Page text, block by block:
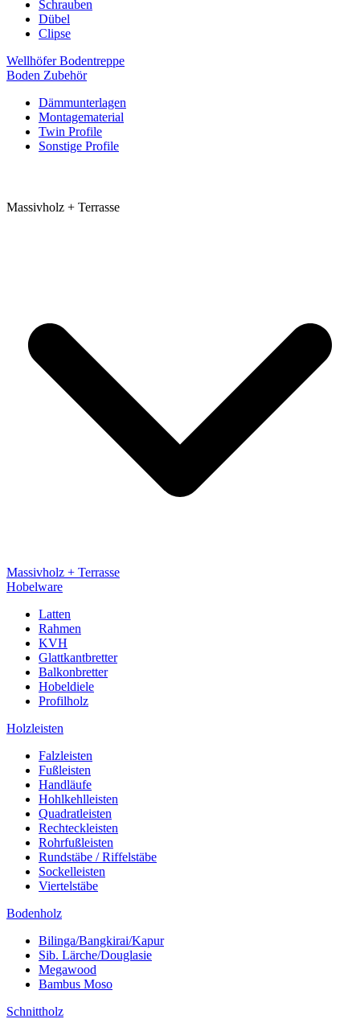
Schrauben
Dübel
Clipse
Wellhöfer Bodentreppe
Boden Zubehör
Dämmunterlagen
Montagematerial
Twin Profile
Sonstige Profile
Massivholz + Terrasse
Massivholz + Terrasse
Hobelware
Latten
Rahmen
KVH
Glattkantbretter
Balkonbretter
Hobeldiele
Profilholz
Holzleisten
Falzleisten
Fußleisten
Handläufe
Hohlkehlleisten
Quadratleisten
Rechteckleisten
Rohrfußleisten
Rundstäbe / Riffelstäbe
Sockelleisten
Viertelstäbe
Bodenholz
Bilinga/Bangkirai/Kapur
Sib. Lärche/Douglasie
Megawood
Bambus Moso
Schnittholz